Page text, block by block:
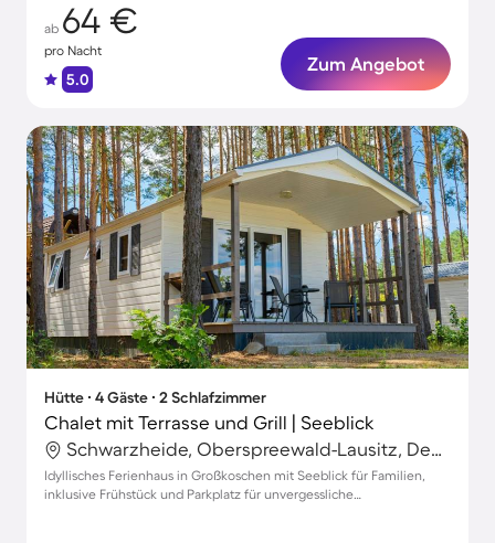
ab 64 €
pro Nacht
5.0
Zum Angebot
Hütte ∙ 4 Gäste ∙ 2 Schlafzimmer
Chalet mit Terrasse und Grill | Seeblick
Schwarzheide, Oberspreewald-Lausitz, Deutschland
Idyllisches Ferienhaus in Großkoschen mit Seeblick für Familien,
inklusive Frühstück und Parkplatz für unvergessliche